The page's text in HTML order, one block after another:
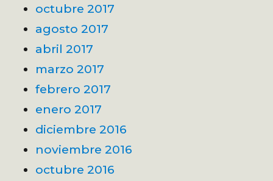
octubre 2017
agosto 2017
abril 2017
marzo 2017
febrero 2017
enero 2017
diciembre 2016
noviembre 2016
octubre 2016